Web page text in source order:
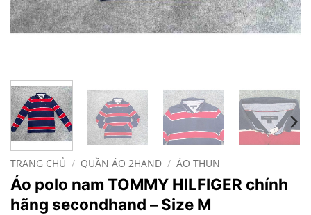
TRANG CHỦ / QUẦN ÁO 2HAND / ÁO THUN
Áo polo nam TOMMY HILFIGER chính
hãng secondhand – Size M